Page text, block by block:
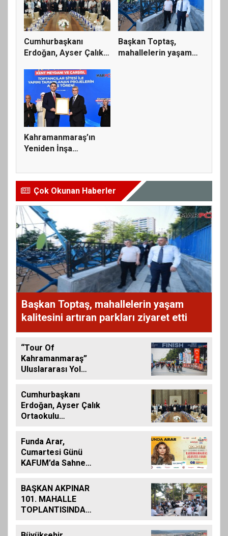
Cumhurbaşkanı
Erdoğan, Ayser Çalık
Başkan Toptaş,
mahallelerin yaşam
Kahramanmaraş’ın
Yeniden İnşa
Çok Okunan Haberler
Başkan Toptaş, mahallelerin yaşam
kalitesini artıran parkları ziyaret etti
“Tour Of
Kahramanmaraş”
Uluslararası Yol
Tamamlandı
Cumhurbaşkanı
Erdoğan, Ayser Çalık
Ortaokulu
Aileleriyle Bir Araya
Geldi
Funda Arar,
Cumartesi Günü
KAFUM’da Sahne
BAŞKAN AKPINAR
101. MAHALLE
TOPLANTISINDA
MAHALLESİ